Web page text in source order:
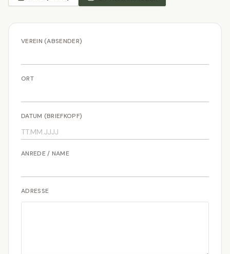
VEREIN (ABSENDER)
ORT
DATUM (BRIEFKOPF)
ANREDE / NAME
ADRESSE